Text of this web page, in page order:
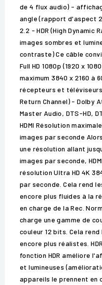
de 4 flux audio) -
angle (rapport d'aspect
2.2 - HDR (High Dynamic
images sombres et
contraste) Ce câble
Full HD 1080p (1920 x
maximum 3840 x 2160 à
récepteurs et téléviseurs
Return Channel) - Dolby
Master Audio, DTS-HD,
HDMI Résolution
images par seconde
une résolution allant
images par seconde,
résolution Ultra HD 4K
par seconde. Cela rend
encore plus fluides à la
en charge de la Rec.
charge une gamme de
couleur 12 bits. Cela
encore plus réalistes.
fonction HDR améliore
et lumineuses
appareils le prennent en